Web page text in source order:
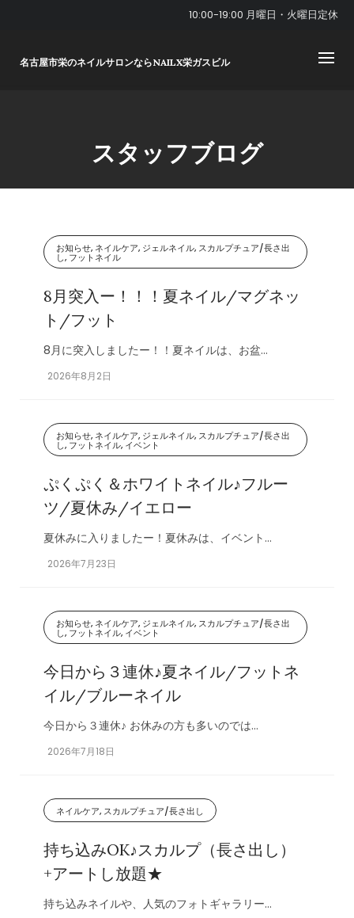
10:00-19:00 月曜日・火曜日定休
名古屋市栄のネイルサロンならNAILX栄ガスビル
スタッフブログ
お知らせ, ネイルケア, ジェルネイル, スカルプチュア/長さ出
し, フットネイル
8月突入ー！！！夏ネイル/マグネッ
ト/フット
8月に突入しましたー！！夏ネイルは、お盆...
2026年8月2日
お知らせ, ネイルケア, ジェルネイル, スカルプチュア/長さ出
し, フットネイル, イベント
ぷくぷく＆ホワイトネイル♪フルー
ツ/夏休み/イエロー
夏休みに入りましたー！夏休みは、イベント...
2026年7月23日
お知らせ, ネイルケア, ジェルネイル, スカルプチュア/長さ出
し, フットネイル, イベント
今日から３連休♪夏ネイル/フットネ
イル/ブルーネイル
今日から３連休♪ お休みの方も多いのでは...
2026年7月18日
ネイルケア, スカルプチュア/長さ出し
持ち込みOK♪スカルプ（長さ出し）
+アートし放題★
持ち込みネイルや、人気のフォトギャラリー...